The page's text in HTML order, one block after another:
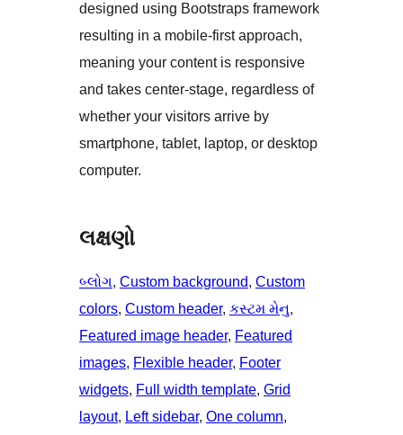
designed using Bootstraps framework
resulting in a mobile-first approach,
meaning your content is responsive
and takes center-stage, regardless of
whether your visitors arrive by
smartphone, tablet, laptop, or desktop
computer.
લક્ષણો
બ્લોગ, Custom background, Custom
colors, Custom header, કસ્ટમ મેનુ
Featured image header, Featured
images, Flexible header, Footer
widgets, Full width template, Grid
layout, Left sidebar, One column